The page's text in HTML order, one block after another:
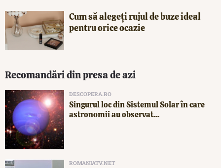
Cum să alegeți rujul de buze ideal
pentru orice ocazie
Recomandări din presa de azi
DESCOPERA.RO
Singurul loc din Sistemul Solar în care
astronomii au observat...
ROMANIATV.NET